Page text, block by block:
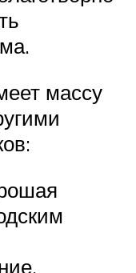
массу